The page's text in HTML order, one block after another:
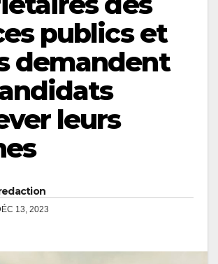
publics et
demandent
leurs
13, 2023